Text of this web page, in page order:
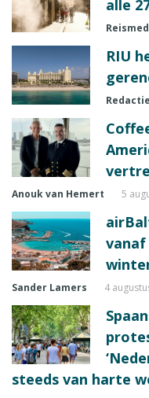
alle
RIU
Anouk van Hemert 5
vanaf
Sander Lamers 4
steeds van harte